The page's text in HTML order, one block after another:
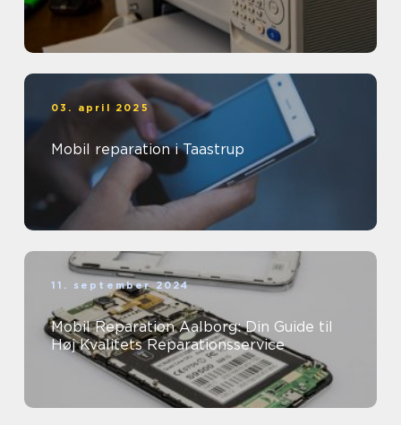
03. april 2025
Mobil reparation i Taastrup
11. september 2024
Mobil Reparation Aalborg: Din Guide til
Høj Kvalitets Reparationsservice